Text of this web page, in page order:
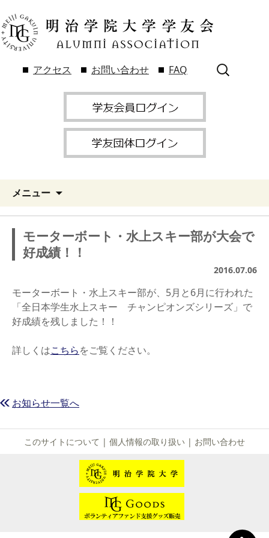
アクセス お問い合わせ FAQ
検
索:
メニュー
モーターボート・水上スキー部が大会で
好成績！！
2016.07.06
モーターボート・水上スキー部が、5月と6月に行われた
「全日本学生水上スキー チャンピオンズシリーズ」で
好成績を残しました！！
詳しくはこちらをご覧ください。
お知らせ一覧へ
このサイトについて | 個人情報の取り扱い | お問い合わせ